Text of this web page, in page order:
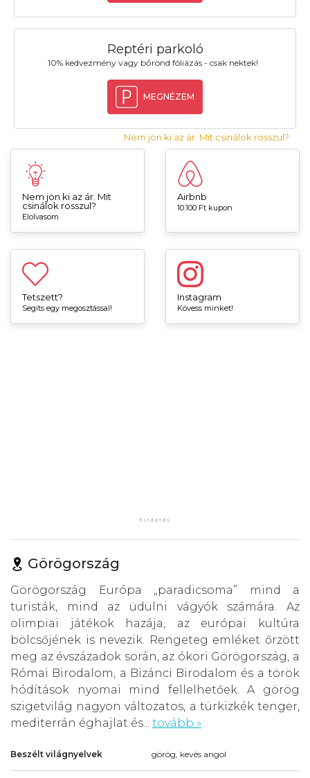
Reptéri parkoló
10% kedvezmény vagy bőrönd fóliázás - csak nektek!
MEGNÉZEM
Nem jön ki az ár. Mit csinálok rosszul?
Nem jön ki az ár. Mit
csinálok rosszul?
Elolvasom
Airbnb
10.100 Ft kupon
Tetszett?
Segíts egy megosztással!
Instagram
Kövess minket!
Görögország
Görögország Európa „paradicsoma” mind a
turisták, mind az üdülni vágyók számára. Az
olimpiai játékok hazája, az európai kultúra
bölcsőjének is nevezik. Rengeteg emléket őrzött
meg az évszázadok során, az ókori Görögország, a
Római Birodalom, a Bizánci Birodalom és a török
hódítások nyomai mind fellelhetőek. A görög
szigetvilág nagyon változatos, a türkizkék tenger,
mediterrán éghajlat és... tovább »
Beszélt világnyelvek görög, kevés angol